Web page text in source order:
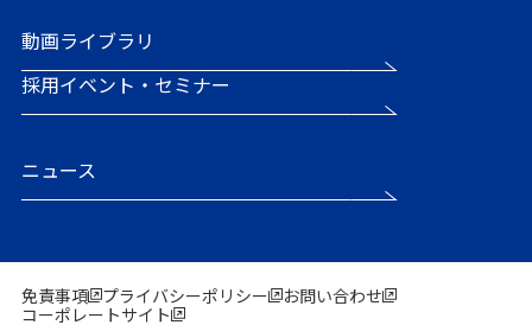
動画ライブラリ
採用イベント・セミナー
ニュース
免責事項 プライバシーポリシー
お問い合わせ
コーポレートサイト